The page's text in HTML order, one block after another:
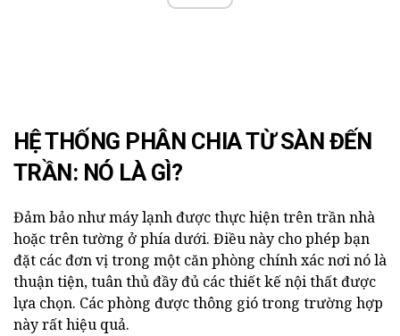
HỆ THỐNG PHÂN CHIA TỪ SÀN ĐẾN
TRẦN: NÓ LÀ GÌ?
Đảm bảo như máy lạnh được thực hiện trên trần nhà
hoặc trên tường ở phía dưới. Điều này cho phép bạn
đặt các đơn vị trong một căn phòng chính xác nơi nó là
thuận tiện, tuân thủ đầy đủ các thiết kế nội thất được
lựa chọn. Các phòng được thông gió trong trường hợp
này rất hiệu quả.